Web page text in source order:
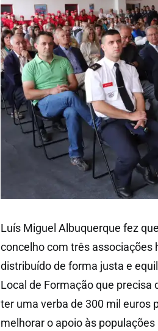
Luís Miguel Albuquerque fez
concelho com três associações
distribuído de forma justa e
Local de Formação que precisa
ter uma verba de 300 mil euros
melhorar o apoio às populações